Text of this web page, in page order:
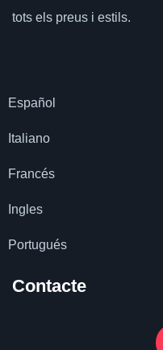
tots els preus i estils.
Español
Italiano
Francés
Ingles
Portugués
Contacte